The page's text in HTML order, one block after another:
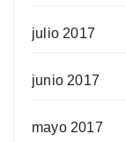
julio 2017
junio 2017
mayo 2017